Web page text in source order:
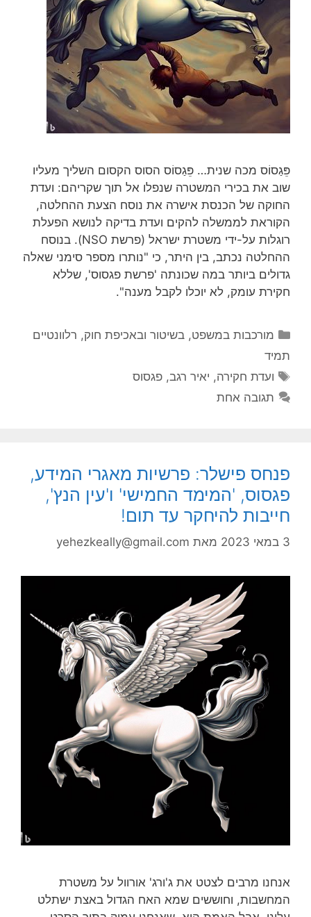
פֵּגַסוֹס מכה שנית… פֵּגַסוֹס הסוס הקסום השליך מעליו
שוב את בכירי המשטרה שנפלו אל תוך שקריהם: ועדת
החוקה של הכנסת אישרה את נוסח הצעת ההחלטה,
הקוראת לממשלה להקים ועדת בדיקה לנושא הפעלת
רוגלות על-ידי משטרת ישראל (פרשת NSO). בנוסח
ההחלטה נכתב, בין היתר, כי "נותרו מספר סימני שאלה
גדולים ביותר במה שכונתה 'פרשת פגסוס', שללא
חקירת עומק, לא יוכלו לקבל מענה".
קטגוריות
מורכבות במשפט, בשיטור ובאכיפת חוק, רלוונטיים
תמיד
תגיות
ועדת חקירה, יאיר רגב,פגסוס
תגובה אחת
פנחס פישלר: פרשיות מאגרי המידע,
פגסוס, 'המימד החמישי' ו'עין הנץ',
חייבות להיחקר עד תום!
3 במאי 2023 מאת yehezkeally@gmail.com
אנחנו מרבים לצטט את ג'ורג' אורוול על משטרת
המחשבות, וחוששים שמא האח הגדול באצת ישתלט